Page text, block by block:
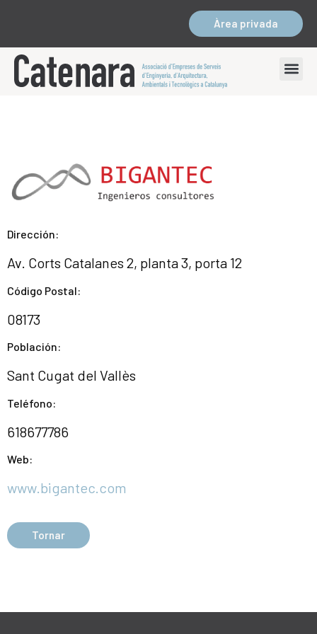
Àrea privada
Dirección:
Av. Corts Catalanes 2, planta 3, porta 12
Código Postal:
08173
Población:
Sant Cugat del Vallès
Teléfono:
618677786
Web:
www.bigantec.com
Tornar